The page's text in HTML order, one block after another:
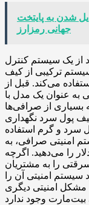
شدن به پایتخت
جهانی رمزارز
از یک سیستم کنترل
ترکیبی از کیف
می‌کند. قبل از
به عنوان یک مدل با
بسیاری از صرافی‌ها
پول سرد نگهداری
سرد و گرم استفاده
امنیتی صرافی، به
و سرقت ۱۹۶ میلیون دلار را می‌دهید. اگرچه
را به مشتریان
سیستم امنیتی آن را
امنیتی دیگری